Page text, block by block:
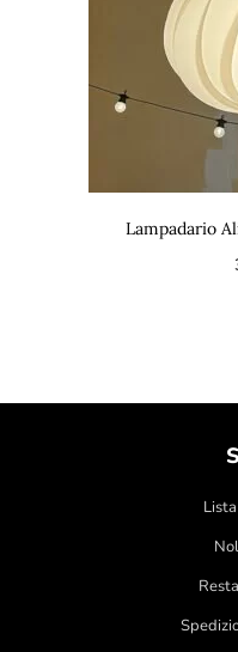
Lampadario